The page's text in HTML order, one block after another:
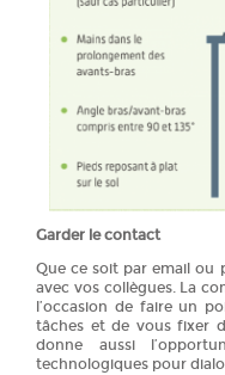
Garder le contact
Que ce soit par email ou
avec vos collègues. La
l’occasion de faire un
tâches et de vous fixer
donne aussi
technologiques pour